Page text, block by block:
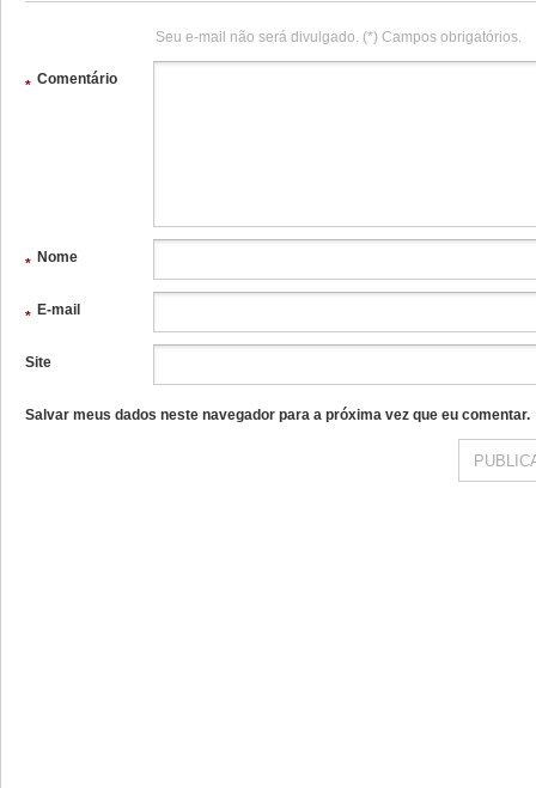
Seu e-mail não será divulgado. (*) Campos obrigatórios.
Comentário
*
Nome
*
E-mail
*
Site
Salvar meus dados neste navegador para a próxima vez que eu comentar.